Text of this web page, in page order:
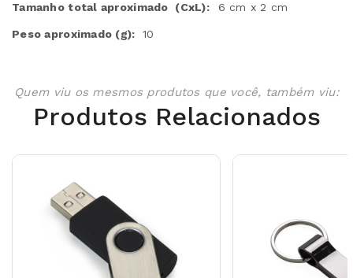
Tamanho total aproximado (CxL):6 cm x 2 cm
Peso aproximado (g): 10
Quem viu os mesmos produtos que você, também viu:
Produtos Relacionados